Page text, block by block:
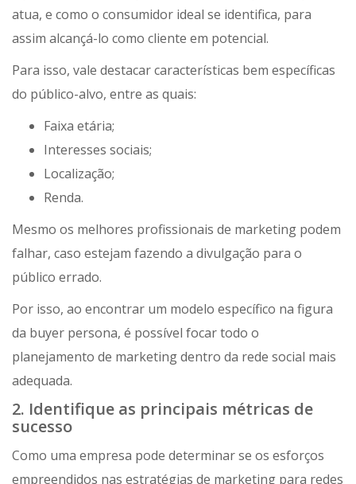
atua, e como o consumidor ideal se identifica, para
assim alcançá-lo como cliente em potencial.
Para isso, vale destacar características bem específicas
do público-alvo, entre as quais:
Faixa etária;
Interesses sociais;
Localização;
Renda.
Mesmo os melhores profissionais de marketing podem
falhar, caso estejam fazendo a divulgação para o
público errado.
Por isso, ao encontrar um modelo específico na figura
da buyer persona, é possível focar todo o
planejamento de marketing dentro da rede social mais
adequada.
2. Identifique as principais métricas de
sucesso
Como uma empresa pode determinar se os esforços
empreendidos nas estratégias de marketing para redes